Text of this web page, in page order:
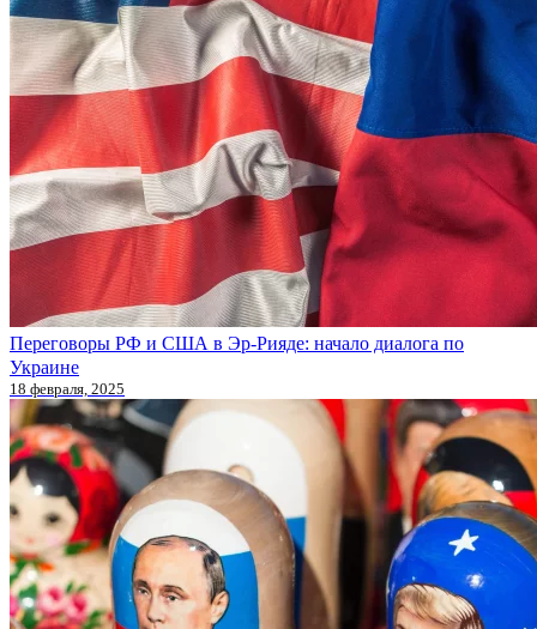
Переговоры РФ и США в Эр-Рияде: начало диалога по
Украине
18 февраля, 2025